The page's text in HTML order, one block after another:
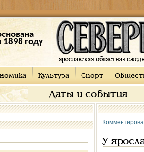
1898 году
Культура Спорт
Даты и события
У